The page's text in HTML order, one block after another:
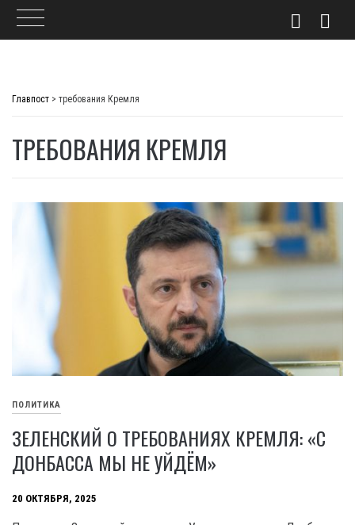
Главпост > требования Кремля
ТРЕБОВАНИЯ КРЕМЛЯ
ПОЛИТИКА
ЗЕЛЕНСКИЙ О ТРЕБОВАНИЯХ КРЕМЛЯ: «С
ДОНБАССА МЫ НЕ УЙДЁМ»
20 ОКТЯБРЯ, 2025